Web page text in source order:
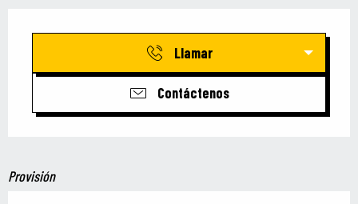
Llamar
Contáctenos
Provisión